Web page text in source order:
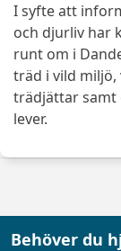
I syfte att
och djurliv har
runt om i
träd i vild miljö,
trädjättar samt
lever.
Behöver du